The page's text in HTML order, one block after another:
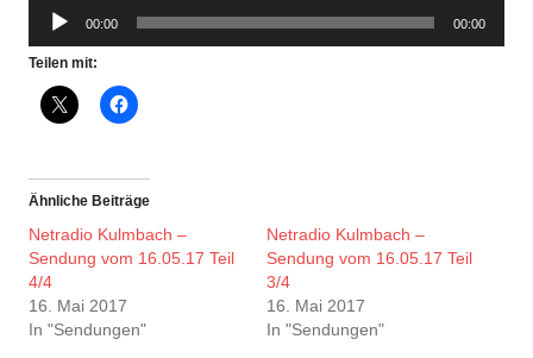
Audio-
Player
00:00 00:00
Teilen mit:
Ähnliche Beiträge
Netradio Kulmbach –
Sendung vom 16.05.17 Teil
4/4
16. Mai 2017
In "Sendungen"
Netradio Kulmbach –
Sendung vom 16.05.17 Teil
3/4
16. Mai 2017
In "Sendungen"